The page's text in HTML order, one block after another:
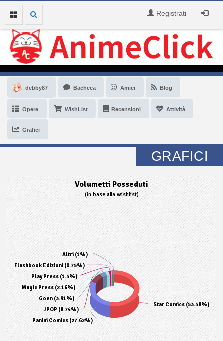
Registrati
debby87 Bacheca Amici Blog
Opere WishList Recensioni Attività
Grafici
GRAFICI
Volumetti Posseduti
(in base alla wishlist)
Star Comics (53.58%)
Panini Comics (27.62%)
JPOP (8.74%)
Goen (3.91%)
Magic Press (2.16%)
Play Press (1.5%)
Flashbook Edizioni (0.75%)
Altri (1%)